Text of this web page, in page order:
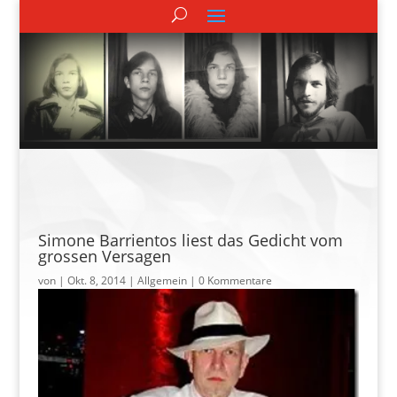
Simone Barrientos liest das Gedicht vom
grossen Versagen
von | Okt. 8, 2014| Allgemein | 0 Kommentare